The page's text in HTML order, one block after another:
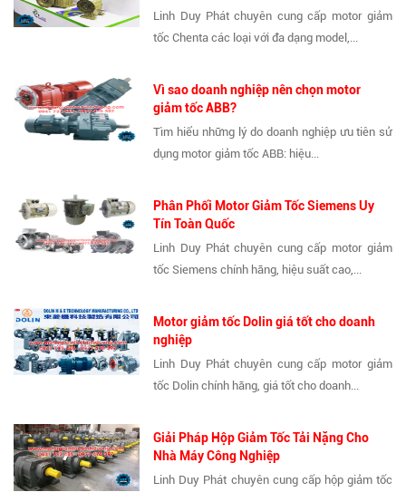
Linh Duy Phát chuyên cung cấp motor giảm
tốc Chenta các loại với đa dạng model,...
Vì sao doanh nghiệp nên chọn motor
giảm tốc ABB?
Tìm hiểu những lý do doanh nghiệp ưu tiên sử
dụng motor giảm tốc ABB: hiệu...
Phân Phối Motor Giảm Tốc Siemens Uy
Tín Toàn Quốc
Linh Duy Phát chuyên cung cấp motor giảm
tốc Siemens chính hãng, hiệu suất cao,...
Motor giảm tốc Dolin giá tốt cho doanh
nghiệp
Linh Duy Phát chuyên cung cấp motor giảm
tốc Dolin chính hãng, giá tốt cho doanh...
Giải Pháp Hộp Giảm Tốc Tải Nặng Cho
Nhà Máy Công Nghiệp
Linh Duy Phát chuyên cung cấp hộp giảm tốc